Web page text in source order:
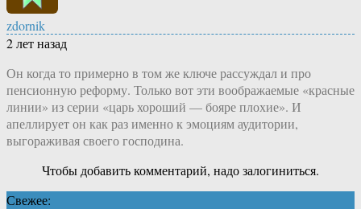
zdornik
2 лет назад
Он когда то примерно в том же ключе рассуждал и про
пенсионную реформу. Только вот эти воображаемые «красные
линии» из серии «царь хороший — бояре плохие». И
апеллирует он как раз именно к эмоциям аудитории,
выгораживая своего господина.
Чтобы добавить комментарий, надо залогиниться.
Свежее: